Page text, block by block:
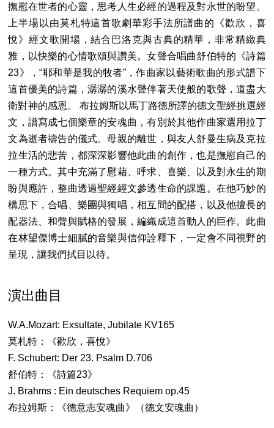
撫慰在世者的心靈，思考人生必經的過程及對永世的盼望。
上半場以由莫札特這首歌劇華彩手法所譜曲的《歡欣，喜
悅》經文歌開場，結合巴洛克與古典的精華，非常精緻典
雅，以快樂的心情歌頌與讚美。女聲合唱曲舒伯特的《詩篇
23》，“耶和華是我的牧者”，作曲家以藝術歌曲的形式譜下
這首優美的詩篇，潺潺的溪水聲伴著天使般的歌聲，道盡大
衛對神的感恩。 布拉姆斯以馬丁路德所譯的德文聖經挑選經
文，譜寫成七個樂章的安魂曲，有別於其他作曲家選用拉丁
文為逝者禱告的儀式。母親的離世，與友人舒曼生病及克拉
拉生活的悲苦，都深深影響他此曲的創作，也是撫慰自己的
一種方式。其中充滿了慰藉、呼求、喜樂、以及對永生的期
盼與應許，整曲透過聖經經文參透生命的課題。在他巧妙的
構思下，合唱、樂團與獨唱，相互間的配搭，以及他擅長的
配器法、和聲與賦格的發展，編織成這首動人的巨作。此曲
在林望傑博士細膩的音樂與信仰詮釋下，一定會不同視野的
呈現，讓我們拭目以待。
演出曲目
W.A.Mozart: Exsultate, Jubilate KV165
莫札特：《歡欣，喜悅》
F. Schubert: Der 23. Psalm D.706
舒伯特：《詩篇23》
J. Brahms : Ein deutsches Requiem op.45
布拉姆斯：《德意志安魂曲》（德文安魂曲）